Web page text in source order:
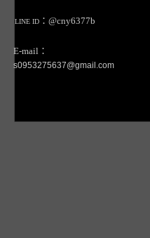
LINE ID ：@cny6377b
E-mail：
s0953275637@gmail.com